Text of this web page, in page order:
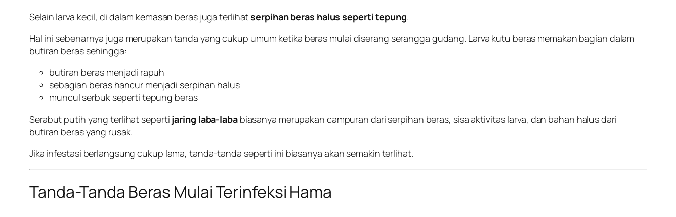
Selain larva kecil, di dalam kemasan beras juga terlihatserpihan beras halus seperti tepung.
Hal ini sebenarnya juga merupakan tanda yang cukup umum ketika beras mulai diserang serangga gudang. Larva kutu beras memakan bagian dalam
butiran beras sehingga:
butiran beras menjadi rapuh
sebagian beras hancur menjadi serpihan halus
muncul serbuk seperti tepung beras
Serabut putih yang terlihat seperti jaring laba-lababiasanya merupakan campuran dari serpihan beras, sisa aktivitas larva, dan bahan halus dari
butiran beras yang rusak.
Jika infestasi berlangsung cukup lama, tanda-tanda seperti ini biasanya akan semakin terlihat.
Tanda-Tanda Beras Mulai Terinfeksi Hama